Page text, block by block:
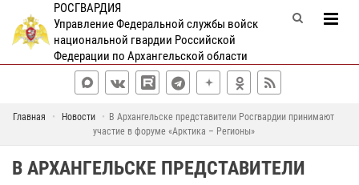
РОСГВАРДИЯ
Управление Федеральной службы войск
национальной гвардии Российской
Федерации по Архангельской области
Главная Новости
В Архангельске представители Росгвардии принимают
участие в форуме «Арктика – Регионы»
В АРХАНГЕЛЬСКЕ ПРЕДСТАВИТЕЛИ